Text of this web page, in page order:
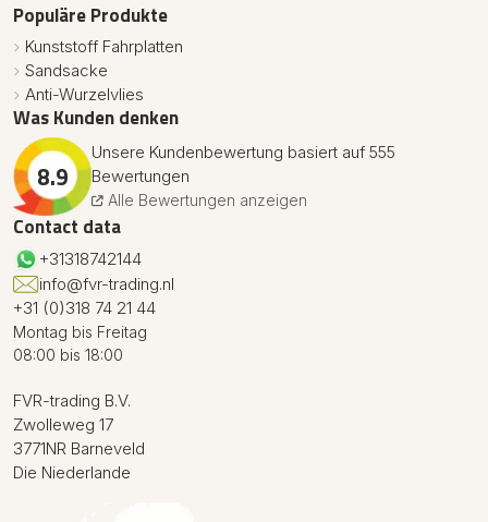
Populäre Produkte
Kunststoff Fahrplatten
Sandsacke
Anti-Wurzelvlies
Was Kunden denken
8.9
Unsere Kundenbewertung basiert auf 555
Bewertungen
Alle Bewertungen anzeigen
Contact data
+31318742144
info@fvr-trading.nl
+31 (0)318 74 21 44
Montag bis Freitag
08:00 bis 18:00
FVR-trading B.V.
Zwolleweg 17
3771NR Barneveld
Die Niederlande